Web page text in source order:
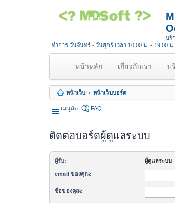
บริ
ทำการ วันจันทร์ - วันศุกร์ เวลา 10.00 น. - 19.00 น.
หน้าหลัก(
u
r
t
เกี่ยวกับเรา บ
หน้าเว็บ หน้าเว็บบอร์ด
เมนูลัด FAQ
ติดต่อบอร์ดผู้ดูแลระบบ
ผู้รับ:
ผู้ดูแลระบบ
email ของคุณ:
ชื่อของคุณ: